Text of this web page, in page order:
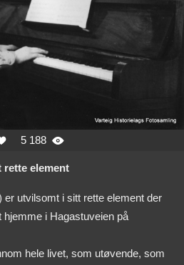
5 188 
rette element
er utvilsomt i sitt rette element der
hjemme i Hagastuveien på
hele livet, som utøvende, som